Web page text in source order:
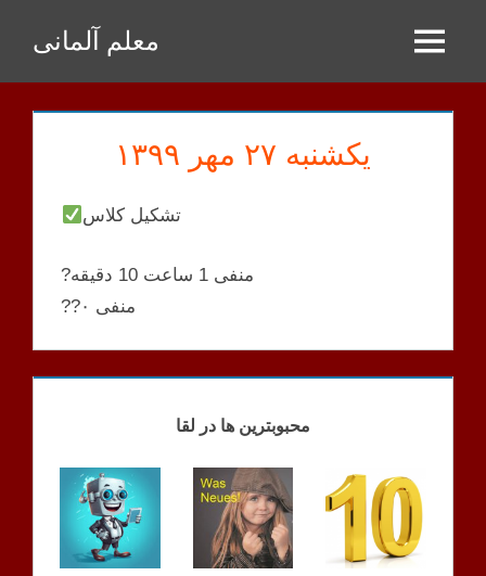
Inhalt
springen
معلم آلمانی Menu
یکشنبه ۲۷ مهر ۱۳۹۹
تشکیل کلاس
?منفی 1 ساعت 10 دقیقه
??منفی ۰
محبوبترین ها در لقا